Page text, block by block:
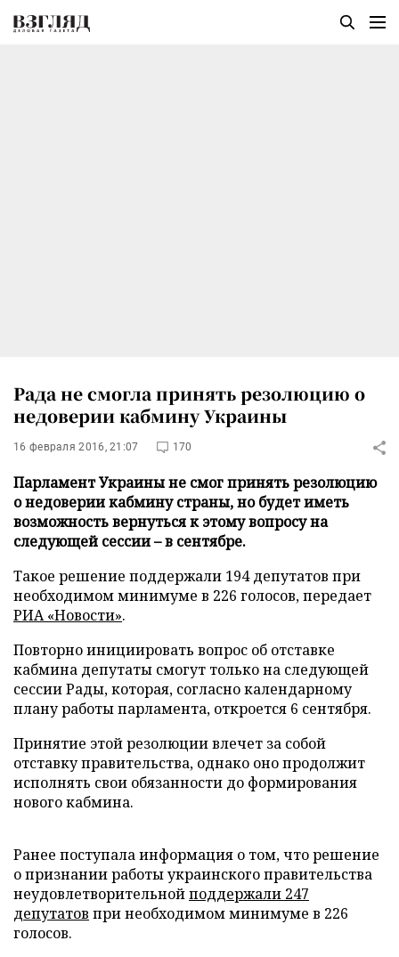
Рада не смогла принять резолюцию о
недоверии кабмину Украины
16 февраля 2016, 21:07 170
Парламент Украины не смог принять резолюцию
о недоверии кабмину страны, но будет иметь
возможность вернуться к этому вопросу на
следующей сессии – в сентябре.
Такое решение поддержали 194 депутатов при
необходимом минимуме в 226 голосов, передает
РИА «Новости».
Повторно инициировать вопрос об отставке
кабмина депутаты смогут только на следующей
сессии Рады, которая, согласно календарному
плану работы парламента, откроется 6 сентября.
Принятие этой резолюции влечет за собой
отставку правительства, однако оно продолжит
исполнять свои обязанности до формирования
нового кабмина.
Ранее поступала информация о том, что решение
о признании работы украинского правительства
неудовлетворительнойподдержали 247
депутатов при необходимом минимуме в 226
голосов.